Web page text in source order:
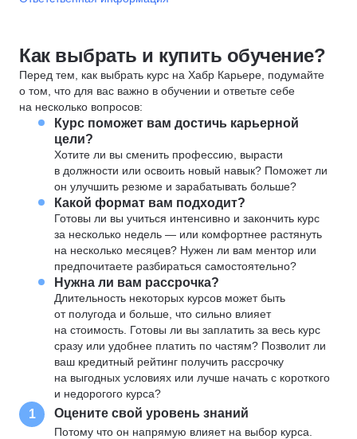
Как выбрать и купить обучение?
Перед тем, как выбрать курс на Хабр Карьере, подумайте
о том, что для вас важно в обучении и ответьте себе
на несколько вопросов:
Курс поможет вам достичь карьерной
цели?
Хотите ли вы сменить профессию, вырасти
в должности или освоить новый навык? Поможет ли
он улучшить резюме и зарабатывать больше?
Какой формат вам подходит?
Готовы ли вы учиться интенсивно и закончить курс
за несколько недель — или комфортнее растянуть
на несколько месяцев? Нужен ли вам ментор или
предпочитаете разбираться самостоятельно?
Нужна ли вам рассрочка?
Длительность некоторых курсов может быть
от полугода и больше, что сильно влияет
на стоимость. Готовы ли вы заплатить за весь курс
сразу или удобнее платить по частям? Позволит ли
ваш кредитный рейтинг получить рассрочку
на выгодных условиях или лучше начать с короткого
и недорогого курса?
1 Оцените свой уровень знаний
Потому что он напрямую влияет на выбор курса.